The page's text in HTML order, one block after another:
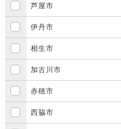
芦屋市
伊丹市
相生市
加古川市
赤穂市
西脇市